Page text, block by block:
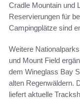
Cradle Mountain und
Reservierungen für
Campingplätze sind
Weitere
und Mount Field
dem Wineglass Bay
alten Regenwäldern.
liefert aktuelle